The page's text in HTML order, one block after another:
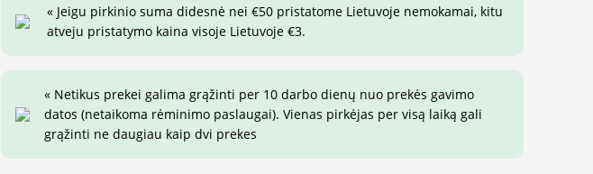
« Jeigu pirkinio suma didesnė nei €50 pristatome Lietuvoje nemokamai, kitu
atveju pristatymo kaina visoje Lietuvoje €3.
« Netikus prekei galima grąžinti per 10 darbo dienų nuo prekės gavimo
datos (netaikoma rėminimo paslaugai). Vienas pirkėjas per visą laiką gali
grąžinti ne daugiau kaip dvi prekes